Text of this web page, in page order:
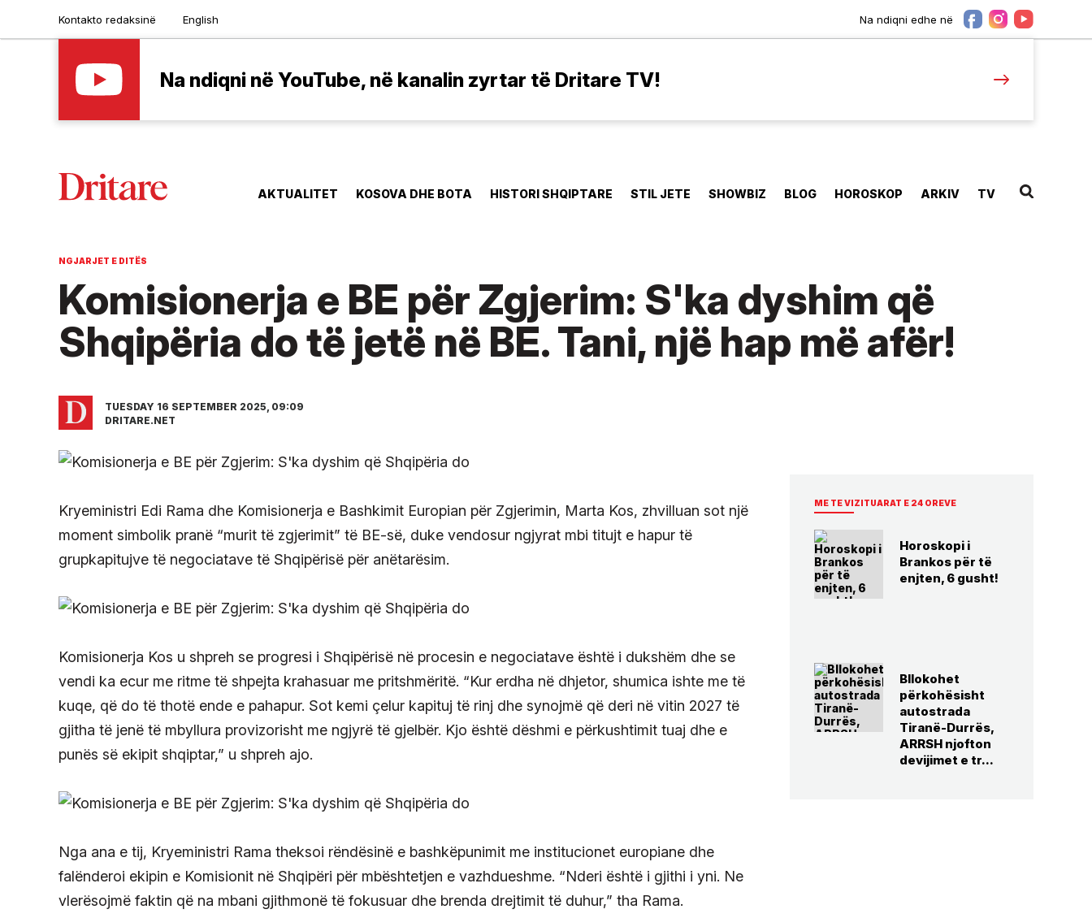
Kontakto redaksinë English Na ndiqni edhe në
Na ndiqni në YouTube, në kanalin zyrtar të Dritare TV!
AKTUALITET KOSOVA DHE BOTA HISTORI SHQIPTARE STIL JETE SHOWBIZ BLOG HOROSKOP ARKIV TV
NGJARJET E DITËS
Komisionerja e BE për Zgjerim: S'ka dyshim që
Shqipëria do të jetë në BE. Tani, një hap më afër!
TUESDAY 16 SEPTEMBER 2025, 09:09
DRITARE.NET
Kryeministri Edi Rama dhe Komisionerja e Bashkimit Europian për Zgjerimin, Marta Kos, zhvilluan sot një
moment simbolik pranë “murit të zgjerimit” të BE-së, duke vendosur ngjyrat mbi titujt e hapur të
grupkapitujve të negociatave të Shqipërisë për anëtarësim.
Komisionerja Kos u shpreh se progresi i Shqipërisë në procesin e negociatave është i dukshëm dhe se
vendi ka ecur me ritme të shpejta krahasuar me pritshmëritë. “Kur erdha në dhjetor, shumica ishte me të
kuqe, që do të thotë ende e pahapur. Sot kemi çelur kapituj të rinj dhe synojmë që deri në vitin 2027 të
gjitha të jenë të mbyllura provizorisht me ngjyrë të gjelbër. Kjo është dëshmi e përkushtimit tuaj dhe e
punës së ekipit shqiptar,” u shpreh ajo.
Nga ana e tij, Kryeministri Rama theksoi rëndësinë e bashkëpunimit me institucionet europiane dhe
falënderoi ekipin e Komisionit në Shqipëri për mbështetjen e vazhdueshme. “Nderi është i gjithi i yni. Ne
vlerësojmë faktin që na mbani gjithmonë të fokusuar dhe brenda drejtimit të duhur,” tha Rama.
ME TE VIZITUARAT E 24 OREVE
Horoskopi i
Brankos për të
enjten, 6 gusht!
Bllokohet
përkohësisht
autostrada
Tiranë-Durrës,
ARRSH njofton
devijimet e tr...